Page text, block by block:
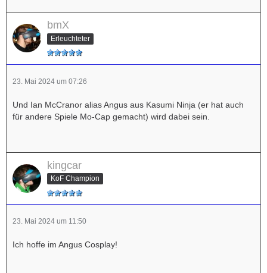
bmX
Erleuchteter
23. Mai 2024 um 07:26
Und Ian McCranor alias Angus aus Kasumi Ninja (er hat auch
für andere Spiele Mo-Cap gemacht) wird dabei sein.
kingcar
KoF Champion
23. Mai 2024 um 11:50
Ich hoffe im Angus Cosplay!